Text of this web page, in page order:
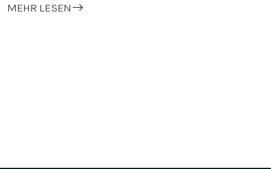
MEHR LESEN